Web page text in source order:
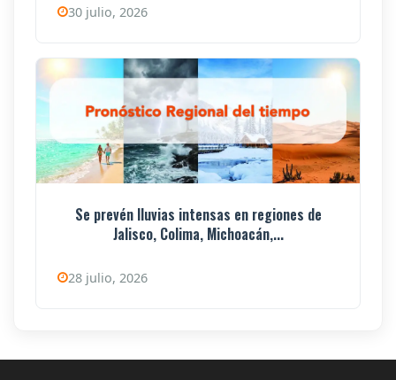
30 julio, 2026
Se prevén lluvias intensas en regiones de
Jalisco, Colima, Michoacán,...
28 julio, 2026